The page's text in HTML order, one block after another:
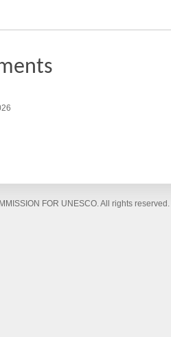
FOR UNESCO. All rights reserved.